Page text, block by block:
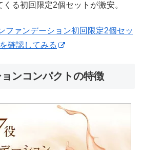
る初回限定2個セットが激安。
ファンデーション初回限定2個セッ
を確認してみる
ンコンパクトの特徴